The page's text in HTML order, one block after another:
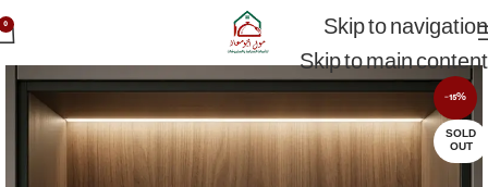
Skip to navigation
Skip to main content
0
-15%
SOLD
OUT